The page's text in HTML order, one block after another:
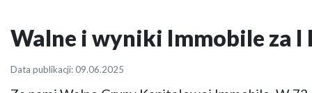
Fundacja
Walne i wyniki Immobile za
Data publikacji: 09.06.2025